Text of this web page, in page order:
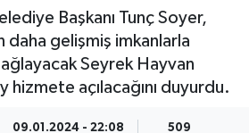
Başkanı Tunç Soyer,
daha gelişmiş imkanlarla
Seyrek Hayvan
hizmete açılacağını duyurdu.
09.01.2024 - 22:08 509